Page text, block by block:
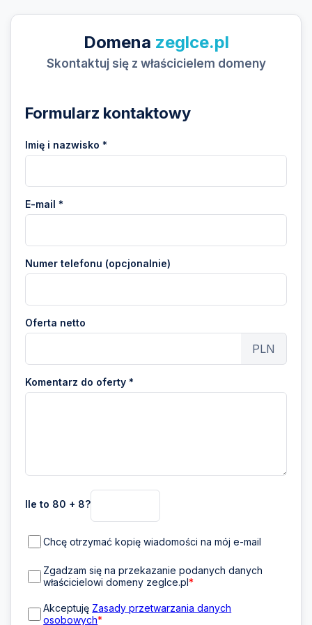
Domena zeglce.pl
Skontaktuj się z właścicielem domeny
Formularz kontaktowy
Imię i nazwisko *
E-mail *
Numer telefonu (opcjonalnie)
Oferta netto
PLN
Komentarz do oferty *
Ile to 80 + 8?
Chcę otrzymać kopię wiadomości na mój e-mail
Zgadzam się na przekazanie podanych danych
właścicielowi domeny zeglce.pl*
Akceptuję Zasady przetwarzania danych
osobowych*